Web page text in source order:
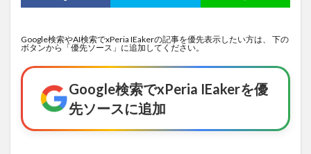
Google検索やAI検索でxPeria IEakerの記事を優先表示したい方は、 下の
ボタンから「優先ソース」に追加してください。
Google検索でxPeria IEakerを優
先ソースに追加